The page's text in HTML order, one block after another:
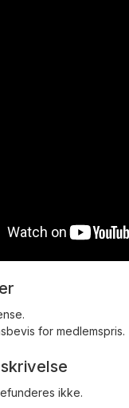
for medlemspris.
ikke.